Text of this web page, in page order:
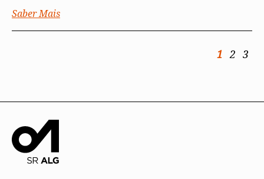
Saber Mais
1 2 3